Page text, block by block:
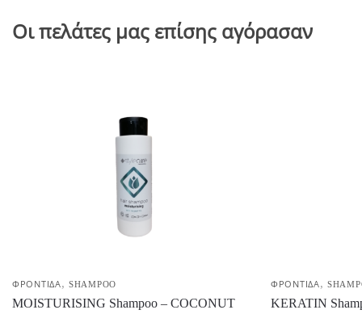
Οι πελάτες μας επίσης αγόρασαν
ΦΡΟΝΤΙΔΑ,SHAMPOO
MOISTURISING Shampoo – COCONUT
ΦΡΟΝΤΙΔΑ,
KERATIN